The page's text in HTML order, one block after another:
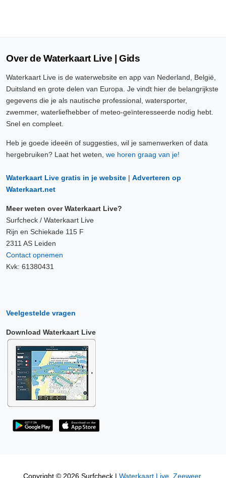
Over de Waterkaart Live | Gids
Waterkaart Live is de waterwebsite en app van Nederland, België,
Duitsland en grote delen van Europa. Je vindt hier de belangrijkste
gegevens die je als nautische professional, watersporter,
zwemmer, waterliefhebber of meteo-geïnteresseerde nodig hebt.
Snel en compleet.
Heb je goede ideeën of suggesties, wil je samenwerken of data
hergebruiken? Laat het weten, we horen graag van je!
Waterkaart Live gratis in je website | Adverteren op
Waterkaart.net
Meer weten over Waterkaart Live?
Surfcheck / Waterkaart Live
Rijn en Schiekade 115 F
2311 AS Leiden
Contact opnemen
Kvk: 61380431
Veelgestelde vragen
Download Waterkaart Live
Copyright © 2026 Surfcheck | Waterkaart Live Zeeweer,